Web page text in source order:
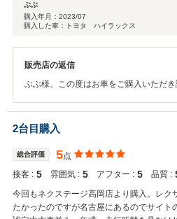
ぶぶ
購入年月： 2023/07
購入した車：トヨタ ハイラックス
販売店の返信
ぶぶ様、この度はお車をご購入いただ
納車後のアフターサービスも丁寧に対
とも宜しくお願い致します。
2台目購入
総合評価 5点
接客 : 5 雰囲気 : 5 アフター : 5 品質 :
今回もネクステージ高岡店より購入。レク
たかったのですが名古屋にあるのでサイト